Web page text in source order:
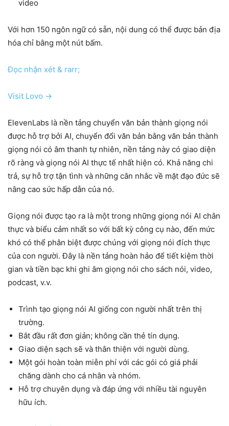
video
Với hơn 150 ngôn ngữ có sẵn, nội dung có thể được bản địa
hóa chỉ bằng một nút bấm.
Đọc nhận xét & rarr;
Visit Lovo →
ElevenLabs là nền tảng chuyển văn bản thành giọng nói
được hỗ trợ bởi AI, chuyển đổi văn bản bằng văn bản thành
giọng nói có âm thanh tự nhiên, nền tảng này có giao diện
rõ ràng và giọng nói AI thực tế nhất hiện có. Khả năng chi
trả, sự hỗ trợ tận tình và những cân nhắc về mặt đạo đức sẽ
nâng cao sức hấp dẫn của nó.
Giọng nói được tạo ra là một trong những giọng nói AI chân
thực và biểu cảm nhất so với bất kỳ công cụ nào, đến mức
khó có thể phân biệt được chúng với giọng nói đích thực
của con người. Đây là nền tảng hoàn hảo để tiết kiệm thời
gian và tiền bạc khi ghi âm giọng nói cho sách nói, video,
podcast, v.v.
Trình tạo giọng nói AI giống con người nhất trên thị
trường.
Bắt đầu rất đơn giản; không cần thẻ tín dụng.
Giao diện sạch sẽ và thân thiện với người dùng.
Một gói hoàn toàn miễn phí với các gói có giá phải
chăng dành cho cá nhân và nhóm.
Hỗ trợ chuyên dụng và đáp ứng với nhiều tài nguyên
hữu ích.